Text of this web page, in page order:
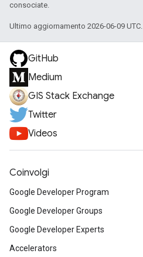
consociate.
Ultimo aggiornamento 2026-06-09 UTC.
GitHub
Medium
GIS Stack Exchange
Twitter
Videos
Coinvolgi
Google Developer Program
Google Developer Groups
Google Developer Experts
Accelerators